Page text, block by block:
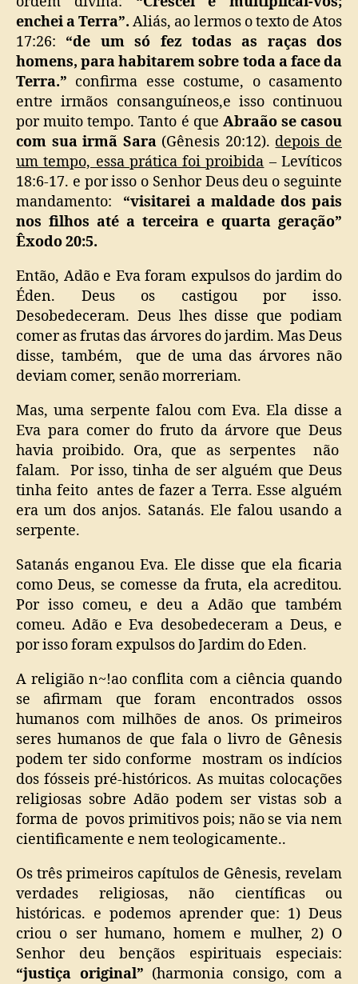
enchei a Terra”. Aliás, ao lermos o texto de Atos
17:26: “de um só fez todas as raças dos
homens, para habitarem sobre toda a face da
Terra.” confirma esse costume, o casamento
entre irmãos consanguíneos,e isso continuou
por muito tempo. Tanto é que Abraão se casou
com sua irmã Sara(Gênesis 20:12). depois de
um tempo, essa prática foi proibida – Levíticos
18:6-17. e por isso o Senhor Deus deu o seguinte
mandamento: “visitarei a maldade dos pais
nos filhos até a terceira e quarta geração”
Êxodo 20:5.
Então, Adão e Eva foram expulsos do jardim do
Éden. Deus os castigou por isso.
Desobedeceram. Deus lhes disse que podiam
comer as frutas das árvores do jardim. Mas Deus
disse, também, que de uma das árvores não
deviam comer, senão morreriam.
Mas, uma serpente falou com Eva. Ela disse a
Eva para comer do fruto da árvore que Deus
havia proibido. Ora, que as serpentes não
falam. Por isso, tinha de ser alguém que Deus
tinha feito antes de fazer a Terra. Esse alguém
era um dos anjos. Satanás. Ele falou usando a
serpente.
Satanás enganou Eva. Ele disse que ela ficaria
como Deus, se comesse da fruta, ela acreditou.
Por isso comeu, e deu a Adão que também
comeu. Adão e Eva desobedeceram a Deus, e
por isso foram expulsos do Jardim do Eden.
A religião n~!ao conflita com a ciência quando
se afirmam que foram encontrados ossos
humanos com milhões de anos. Os primeiros
seres humanos de que fala o livro de Gênesis
podem ter sido conforme mostram os indícios
dos fósseis pré-históricos. As muitas colocações
religiosas sobre Adão podem ser vistas sob a
forma de povos primitivos pois; não se via nem
cientificamente e nem teologicamente..
Os três primeiros capítulos de Gênesis, revelam
verdades religiosas, não científicas ou
históricas. e podemos aprender que: 1) Deus
criou o ser humano, homem e mulher, 2) O
Senhor deu bençãos espirituais especiais:
“justiça original” (harmonia consigo, com a